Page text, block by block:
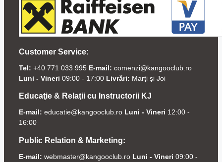
Customer Service:
Tel: +40 771 033 995 E-mail: comenzi@kangooclub.ro
Luni - Vineri 09:00 - 17:00 Livrări: Marți și Joi
Educaţie & Relaţii cu Instructorii KJ
E-mail: educatie@kangooclub.ro Luni - Vineri 12:00 -
16:00
Public Relation & Marketing:
E-mail: webmaster@kangooclub.ro Luni - Vineri 09:00 -